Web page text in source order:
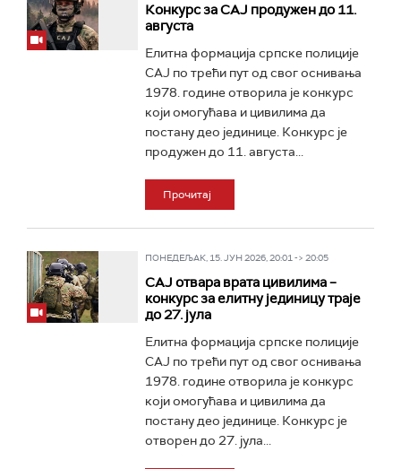
Конкурс за САЈ продужен до 11.
августа
Елитна формација српске полиције
САЈ по трећи пут од свог оснивања
1978. године отворила је конкурс
који омогућава и цивилима да
постану део јединице. Конкурс је
продужен до 11. августа...
Прочитај
ПОНЕДЕЉАК, 15. ЈУН 2026, 20:01 -> 20:05
САЈ отвара врата цивилима –
конкурс за елитну јединицу траје
до 27. јула
Елитна формација српске полиције
САЈ по трећи пут од свог оснивања
1978. године отворила је конкурс
који омогућава и цивилима да
постану део јединице. Конкурс је
отворен до 27. јула...